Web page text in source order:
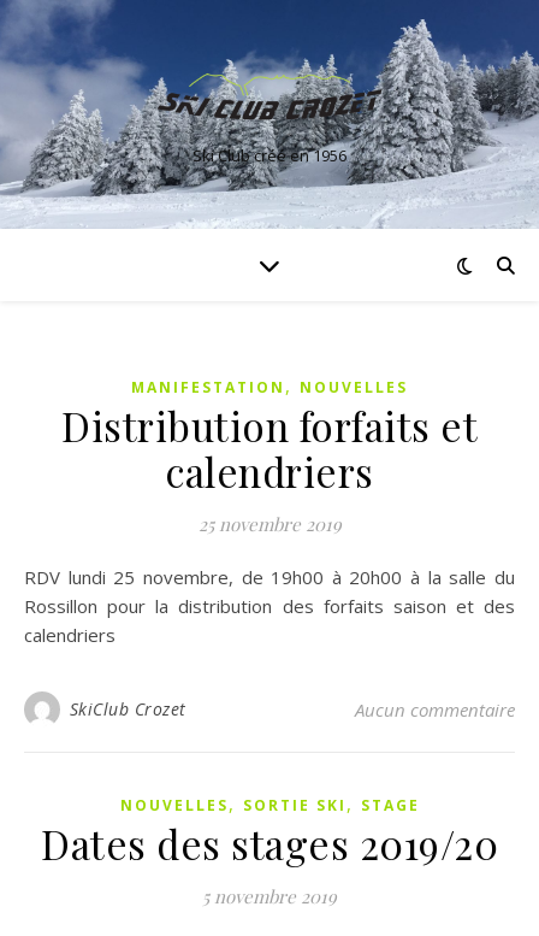
Ski Club créé en 1956
MANIFESTATION , NOUVELLES
Distribution forfaits et
calendriers
25 novembre 2019
RDV lundi 25 novembre, de 19h00 à 20h00 à la salle du
Rossillon pour la distribution des forfaits saison et des
calendriers
SkiClub Crozet Aucun commentaire
NOUVELLES, SORTIE SKI , STAGE
Dates des stages 2019/20
5 novembre 2019